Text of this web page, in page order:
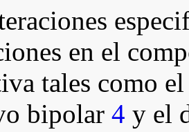
en el
tales como
bipolar4 y el